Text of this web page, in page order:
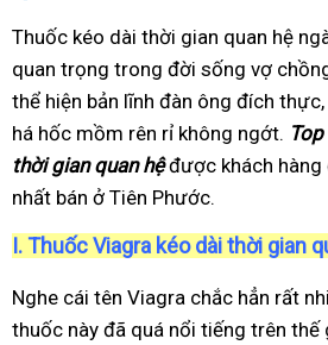
Thuốc kéo dài thời gian quan hệ
quan trọng trong đời sống vợ
thể hiện bản lĩnh đàn ông đích
há hốc mồm rên rỉ không ngớt.
thời gian quan hệđược khách hàng
nhất bán ở Tiên Phước.
I. Thuốc Viagra kéo dài thời gian
Nghe cái tên Viagra chắc hẳn rất
thuốc này đã quá nổi tiếng trên thế